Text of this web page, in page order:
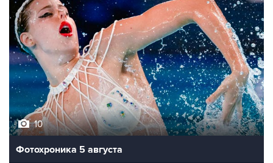
10
Фотохроника 5 августа